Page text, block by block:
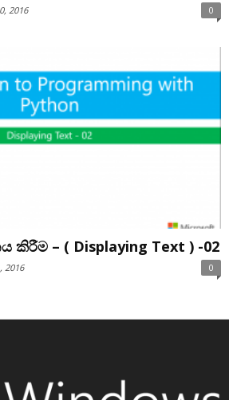
2016 0
කිරීම – ( Displaying Text ) -02
2016 0